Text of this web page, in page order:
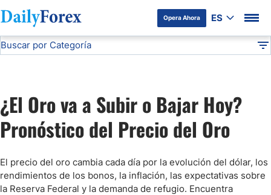
Opera Ahora ES
Divulgación del Anunciante
Buscar por Categoría
Análisis de Mercados Bursátiles
Pronóstico del S&P 500 Hoy
¿El Oro va a Subir o Bajar Hoy?
Pronóstico del Precio del Oro
El precio del oro cambia cada día por la evolución del dólar, los
rendimientos de los bonos, la inflación, las expectativas sobre
la Reserva Federal y la demanda de refugio. Encuentra